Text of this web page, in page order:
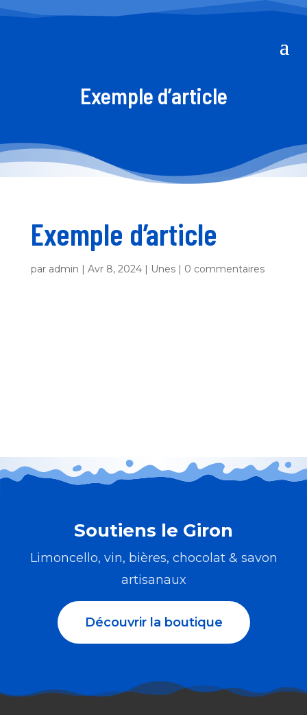
Exemple d’article
Exemple d’article
par admin | Avr 8, 2024| Unes| 0 commentaires
Soutiens le Giron
Limoncello, vin, bières, chocolat & savon
artisanaux
Découvrir la boutique